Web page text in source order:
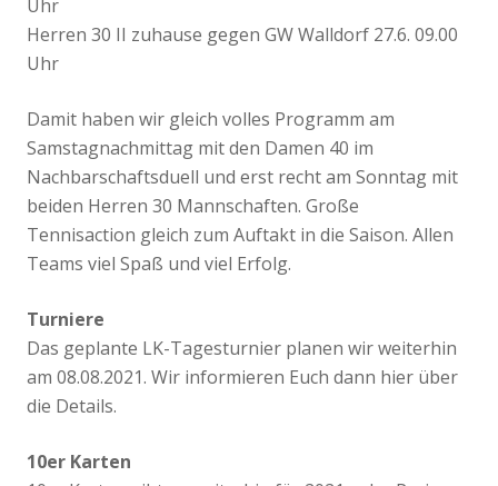
Uhr
Herren 30 II zuhause gegen GW Walldorf 27.6. 09.00
Uhr
Damit haben wir gleich volles Programm am
Samstagnachmittag mit den Damen 40 im
Nachbarschaftsduell und erst recht am Sonntag mit
beiden Herren 30 Mannschaften. Große
Tennisaction gleich zum Auftakt in die Saison. Allen
Teams viel Spaß und viel Erfolg.
Turniere
Das geplante LK-Tagesturnier planen wir weiterhin
am 08.08.2021. Wir informieren Euch dann hier über
die Details.
10er Karten